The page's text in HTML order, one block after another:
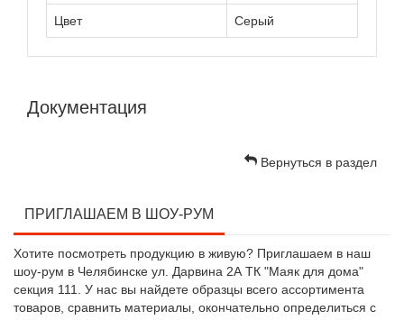
Цвет Серый
Документация
Вернуться в раздел
ПРИГЛАШАЕМ В ШОУ-РУМ
Хотите посмотреть продукцию в живую? Приглашаем в наш
шоу-рум в Челябинске ул. Дарвина 2А ТК "Маяк для дома"
секция 111. У нас вы найдете образцы всего ассортимента
товаров, сравнить материалы, окончательно определиться с